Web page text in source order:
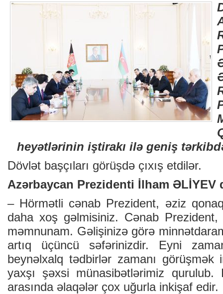
heyətlərinin iştirakı ilə geniş
Dövlət başçıları görüşdə çıxış etdilər.
Azərbaycan Prezidenti İlham ƏLİYEV
– Hörmətli cənab Prezident, əziz
daha xoş gəlmisiniz. Cənab
məmnunam. Gəlişinizə görə
artıq üçüncü səfərinizdir. Eyni
beynəlxalq tədbirlər zamanı görüşmək
yaxşı şəxsi münasibətlərimiz qurulub.
arasında əlaqələr çox uğurla inkişaf edir.